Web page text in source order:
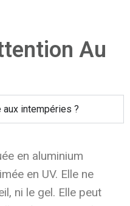
Au
intempéries ?
en aluminium
en UV. Elle ne
ni le gel. Elle peut